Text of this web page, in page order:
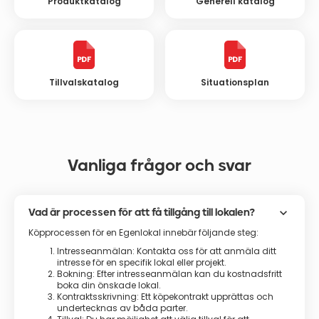
Tillvalskatalog Situationsplan
Vanliga frågor och svar
Vad är processen för att få tillgång till lokalen? keyboard_arrow_down
Köpprocessen för en Egenlokal innebär följande steg:
Intresseanmälan: Kontakta oss för att anmäla ditt
intresse för en specifik lokal eller projekt.
Bokning: Efter intresseanmälan kan du kostnadsfritt
boka din önskade lokal.
Kontraktsskrivning: Ett köpekontrakt upprättas och
undertecknas av båda parter.